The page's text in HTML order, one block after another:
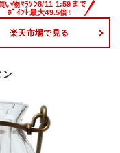
楽天市場で見る
ン